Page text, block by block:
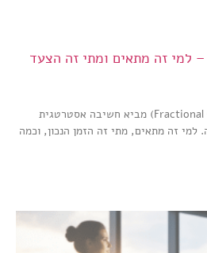
למי זה מתאים ומתי זה הצעד
סמנכ״ל שיווק פרילאנס (Fractional CMO) מביא חשיבה אסטרטגית
למי זה מתאים, מתי זה הזמן הנכון, וכמה